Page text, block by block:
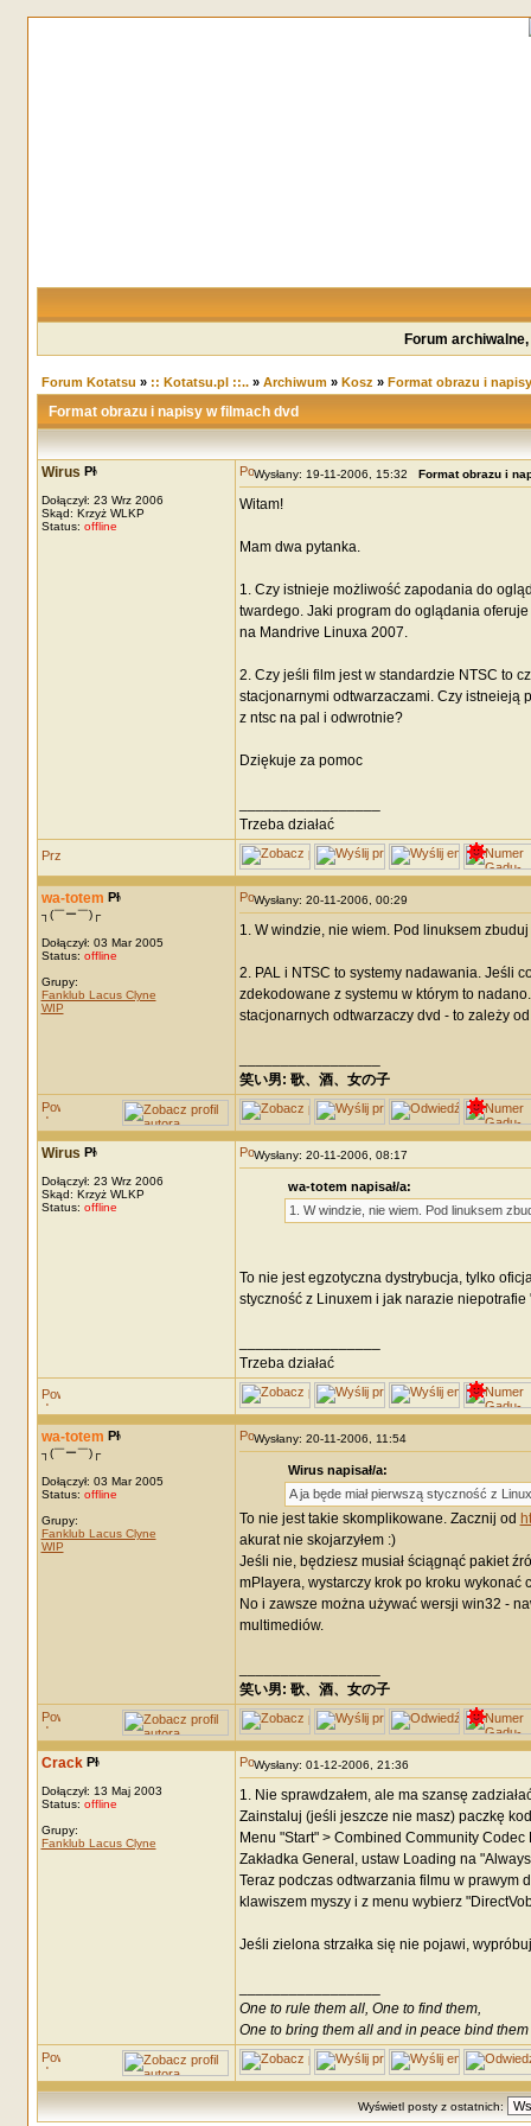
Forum
Forum Kotatsu » :: Kotatsu.pl ::..» Archiwum» Kosz » Format obrazu i
Format obrazu i napisy w filmach dvd
Wirus
Dołączył: 23 Wrz 2006
Skąd: Krzyż WLKP
Status: offline
Wysłany: 19-11-2006, 15:32 Format obrazu i
Witam!
Mam dwa pytanka.
1. Czy istnieje możliwość zapodania do
twardego. Jaki program do oglądania
na Mandrive Linuxa 2007.
2. Czy jeśli film jest w standardzie NTSC to
stacjonarnymi odtwarzaczami. Czy istneieją
z ntsc na pal i odwrotnie?
Dziękuje za pomoc
Trzeba działać
wa-totem
┐(￣ー￣)┌
Dołączył: 03 Mar 2005
Status: offline
Grupy:
Fanklub Lacus Clyne
WIP
Wysłany: 20-11-2006, 00:29
1. W windzie, nie wiem. Pod linuksem
2. PAL i NTSC to systemy nadawania. Jeśli
zdekodowane z systemu w którym to
stacjonarnych odtwarzaczy dvd - to zależy
笑い男: 歌、酒、女の子 DRM:
Wirus
Dołączył: 23 Wrz 2006
Skąd: Krzyż WLKP
Status: offline
Wysłany: 20-11-2006, 08:17
wa-totem napisał/a:
1. W windzie, nie wiem. Pod linuksem
To nie jest egzotyczna dystrybucja, tylko
styczność z Linuxem i jak narazie
Trzeba działać
wa-totem
┐(￣ー￣)┌
Dołączył: 03 Mar 2005
Status: offline
Grupy:
Fanklub Lacus Clyne
WIP
Wysłany: 20-11-2006, 11:54
Wirus napisał/a:
A ja będe miał pierwszą styczność z
To nie jest takie skomplikowane. Zacznij od
akurat nie skojarzyłem :)
Jeśli nie, będziesz musiał ściągnąć pakiet
mPlayera, wystarczy krok po kroku wykonać
No i zawsze można używać wersji win32 -
multimediów.
笑い男: 歌、酒、女の子 DRM:
Crack
Dołączył: 13 Maj 2003
Status: offline
Grupy:
Fanklub Lacus Clyne
Wysłany: 01-12-2006, 21:36
1. Nie sprawdzałem, ale ma szansę
Zainstaluj (jeśli jeszcze nie masz) paczkę
Menu "Start" > Combined Community Codec
Zakładka General, ustaw Loading na
Teraz podczas odtwarzania filmu w prawym
klawiszem myszy i z menu wybierz
Jeśli zielona strzałka się nie pojawi,
One to rule them all, One to find them,
One to bring them all and in peace bind them
Wyświetl posty z ostatnich: